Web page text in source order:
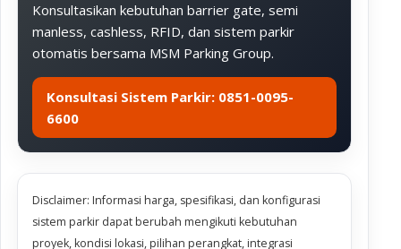
Konsultasikan kebutuhan barrier gate, semi
manless, cashless, RFID, dan sistem parkir
otomatis bersama MSM Parking Group.
Konsultasi Sistem Parkir: 0851-0095-
6600
Disclaimer: Informasi harga, spesifikasi, dan konfigurasi
sistem parkir dapat berubah mengikuti kebutuhan
proyek, kondisi lokasi, pilihan perangkat, integrasi